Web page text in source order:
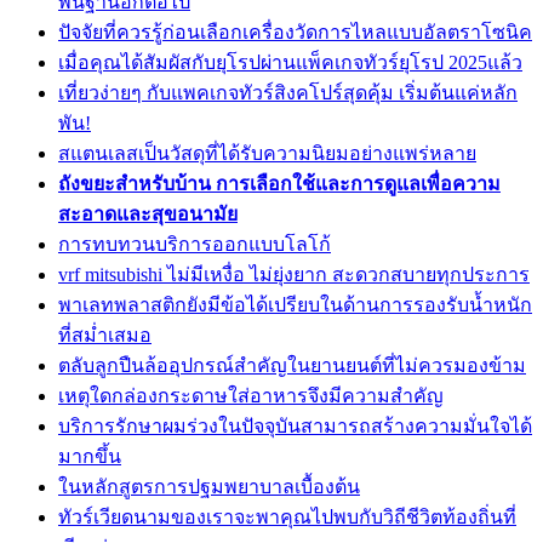
ปัจจัยที่ควรรู้ก่อนเลือกเครื่องวัดการไหลแบบอัลตราโซนิค
เมื่อคุณได้สัมผัสกับยุโรปผ่านแพ็คเกจทัวร์ยุโรป 2025แล้ว
เที่ยวง่ายๆ กับแพคเกจทัวร์สิงคโปร์สุดคุ้ม เริ่มต้นแค่หลัก
พัน!
สแตนเลสเป็นวัสดุที่ได้รับความนิยมอย่างแพร่หลาย
ถังขยะสำหรับบ้าน การเลือกใช้และการดูแลเพื่อความ
สะอาดและสุขอนามัย
การทบทวนบริการออกแบบโลโก้
vrf mitsubishi ไม่มีเหงื่อ ไม่ยุ่งยาก สะดวกสบายทุกประการ
พาเลทพลาสติกยังมีข้อได้เปรียบในด้านการรองรับน้ำหนัก
ที่สม่ำเสมอ
ตลับลูกปืนล้ออุปกรณ์สำคัญในยานยนต์ที่ไม่ควรมองข้าม
เหตุใดกล่องกระดาษใส่อาหารจึงมีความสำคัญ
บริการรักษาผมร่วงในปัจจุบันสามารถสร้างความมั่นใจได้
มากขึ้น
ในหลักสูตรการปฐมพยาบาลเบื้องต้น
ทัวร์เวียดนามของเราจะพาคุณไปพบกับวิถีชีวิตท้องถิ่นที่